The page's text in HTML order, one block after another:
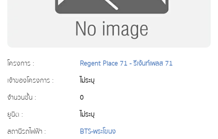
โครงการ :
Regent Place 71 - รีเจ้นท์เพลส 71
เจ้าของโครงการ :
ไม่ระบุ
จำนวนชั้น :
0
ยูนิต :
ไม่ระบุ
สถานีรถไฟฟ้า :
BTS-พระโขนง